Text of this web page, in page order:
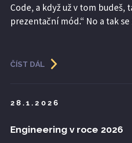
Code, a když už v tom budeš,
prezentační mód.“ No a tak
ČÍST DÁL
28.1.2026
Engineering v roce 2026